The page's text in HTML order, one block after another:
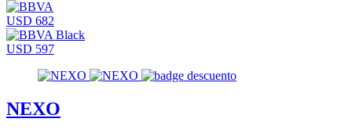
USD 682
USD 597
NEXO